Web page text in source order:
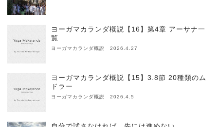
ヨーガマカランダ概説【16】第4章 アーサナ一
覧
ヨーガマカランダ概説 2026.4.27
ヨーガマカランダ概説【15】3.8節 20種類のム
ドラー
ヨーガマカランダ概説 2026.4.5